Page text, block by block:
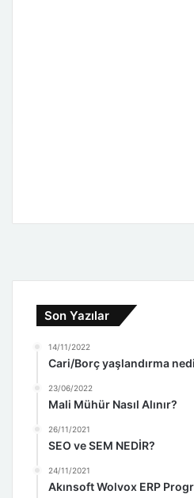
Son Yazılar
14/11/2022
Cari/Borç yaşlandırma
23/06/2022
Mali Mühür Nasıl Alınır?
26/11/2021
SEO ve SEM NEDİR?
24/11/2021
Akınsoft Wolvox ERP